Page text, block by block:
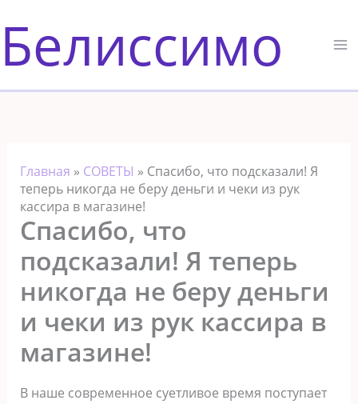
к
содержимому
Белиссимо
Главная » СОВЕТЫ » Спасибо, что подсказали! Я
теперь никогда не беру деньги и чеки из рук
кассира в магазине!
Спасибо, что
подсказали! Я теперь
никогда не беру деньги
и чеки из рук кассира в
магазине!
В наше современное суетливое время поступает